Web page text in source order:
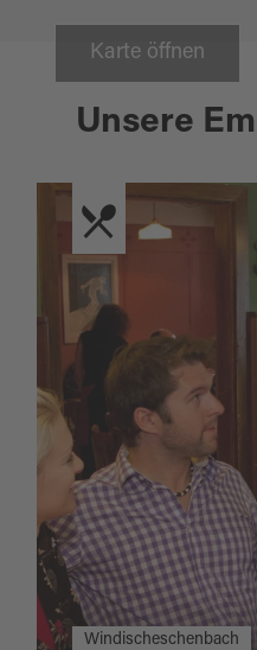
Karte öffnen
Unsere
Windischeschenbach